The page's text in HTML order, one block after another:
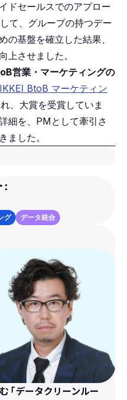
ドセールスでのアプロー
て、グループの持つデー
の基盤を確立した結果、
上させました。
営業・マーケティングの
BtoB マーケティン
、大賞を受賞していま
細を、PMとして牽引さ
ました。
グ データ統合
「データクリーンルー